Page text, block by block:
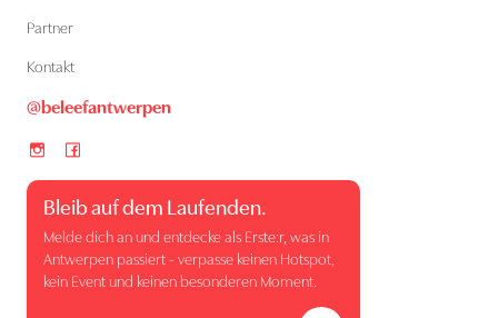
Partner
Kontakt
@beleefantwerpen
Bleib auf dem Laufenden.
Melde dich an und entdecke als Erste:r, was in
Antwerpen passiert - verpasse keinen Hotspot,
kein Event und keinen besonderen Moment.